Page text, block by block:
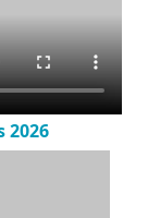
2026